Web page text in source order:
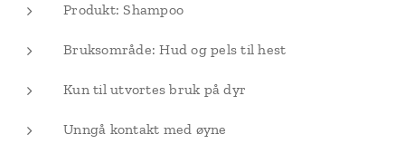
Produkt: Shampoo
Bruksområde: Hud og pels til hest
Kun til utvortes bruk på dyr
Unngå kontakt med øyne